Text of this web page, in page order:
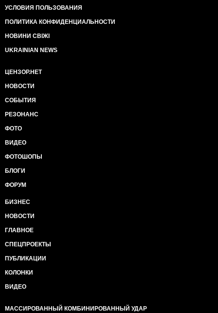
УСЛОВИЯ ПОЛЬЗОВАНИЯ
ПОЛИТИКА КОНФИДЕНЦИАЛЬНОСТИ
НОВИНИ СВІЖІ
UKRAINIAN NEWS
ЦЕНЗОР.НЕТ
НОВОСТИ
СОБЫТИЯ
РЕЗОНАНС
ФОТО
ВИДЕО
ФОТОШОПЫ
БЛОГИ
ФОРУМ
БИЗНЕС
НОВОСТИ
ГЛАВНОЕ
СПЕЦПРОЕКТЫ
ПУБЛИКАЦИИ
КОЛОНКИ
ВИДЕО
МАССИРОВАННЫЙ КОМБИНИРОВАННЫЙ УДАР